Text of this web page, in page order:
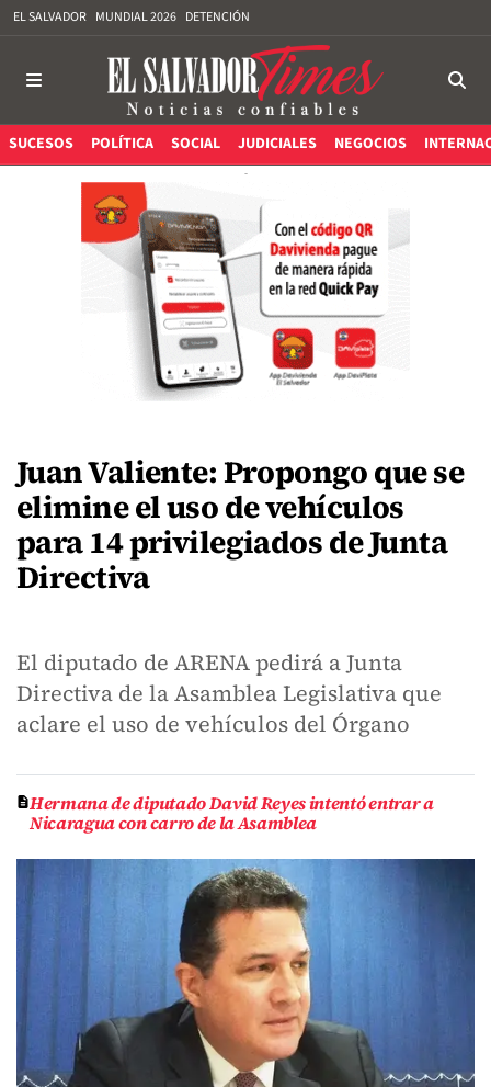
EL SALVADOR MUNDIAL 2026 DETENCIÓN
SUCESOS POLÍTICA SOCIAL JUDICIALES NEGOCIOS
Juan Valiente: Propongo que se
elimine el uso de vehículos
para 14 privilegiados de Junta
Directiva
El diputado de ARENA pedirá a Junta
Directiva de la Asamblea Legislativa que
aclare el uso de vehículos del Órgano
Hermana de diputado David Reyes intentó entrar a
Nicaragua con carro de la Asamblea